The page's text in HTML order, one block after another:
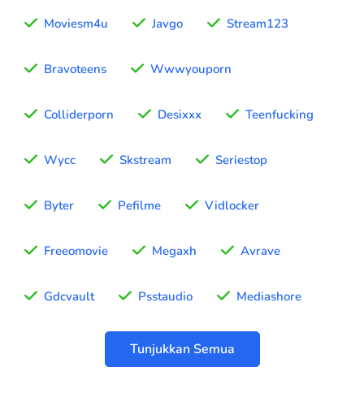
Moviesm4u Javgo Stream123
Bravoteens Wwwyouporn
Colliderporn Desixxx Teenfucking
Wycc Skstream Seriestop
Byter Pefilme Vidlocker
Freeomovie Megaxh Avrave
Gdcvault Psstaudio Mediashore
Tunjukkan Semua